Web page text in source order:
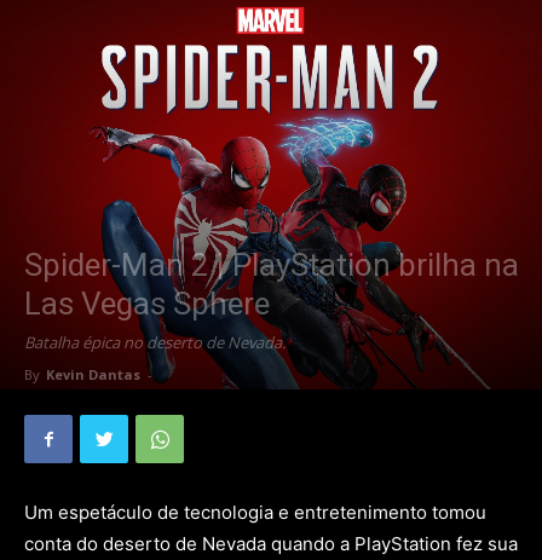
Spider-Man 2 | PlayStation brilha na
Las Vegas Sphere
Batalha épica no deserto de Nevada.
By Kevin Dantas -
Um espetáculo de tecnologia e entretenimento tomou
conta do deserto de Nevada quando a PlayStation fez sua